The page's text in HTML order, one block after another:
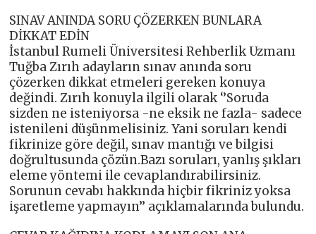
SINAV ANINDA SORU ÇÖZERKEN BUNLARA
DİKKAT EDİN
İstanbul Rumeli Üniversitesi Rehberlik Uzmanı
Tuğba Zırıh adayların sınav anında soru
çözerken dikkat etmeleri gereken konuya
değindi. Zırıh konuyla ilgili olarak ‘’Soruda
sizden ne isteniyorsa -ne eksik ne fazla- sadece
istenileni düşünmelisiniz. Yani soruları kendi
fikrinize göre değil, sınav mantığı ve bilgisi
doğrultusunda çözün.Bazı soruları, yanlış şıkları
eleme yöntemi ile cevaplandırabilirsiniz.
Sorunun cevabı hakkında hiçbir fikriniz yoksa
işaretleme yapmayın’’ açıklamalarında bulundu.